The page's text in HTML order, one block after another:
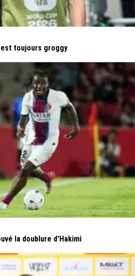
toujours groggy
la doublure d'Hakimi